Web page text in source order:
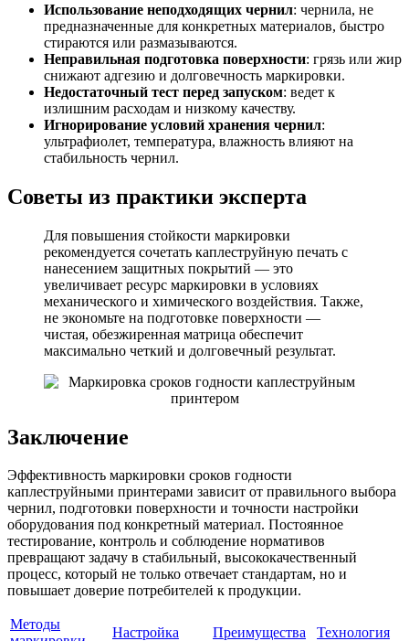
Использование неподходящих чернил: чернила, не
предназначенные для конкретных материалов, быстро
стираются или размазываются.
Неправильная подготовка поверхности: грязь или жир
снижают адгезию и долговечность маркировки.
Недостаточный тест перед запуском: ведет к
излишним расходам и низкому качеству.
Игнорирование условий хранения чернил:
ультрафиолет, температура, влажность влияют на
стабильность чернил.
Советы из практики экспертa
Для повышения стойкости маркировки
рекомендуется сочетать каплеструйную печать с
нанесением защитных покрытий — это
увеличивает ресурс маркировки в условиях
механического и химического воздействия. Также,
не экономьте на подготовке поверхности —
чистая, обезжиренная матрица обеспечит
максимально четкий и долговечный результат.
Заключение
Эффективность маркировки сроков годности
каплеструйными принтерами зависит от правильного выбора
чернил, подготовки поверхности и точности настройки
оборудования под конкретный материал. Постоянное
тестирование, контроль и соблюдение нормативов
превращают задачу в стабильный, высококачественный
процесс, который не только отвечает стандартам, но и
повышает доверие потребителей к продукции.
Методы
Настройка Преимущества Технология